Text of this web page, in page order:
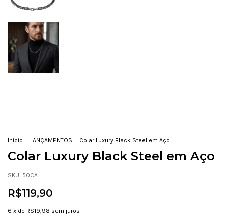
Início . LANÇAMENTOS . Colar Luxury Black Steel em Aço
Colar Luxury Black Steel em Aço
SKU: 50CA
R$119,90
6 x de R$19,98 sem juros